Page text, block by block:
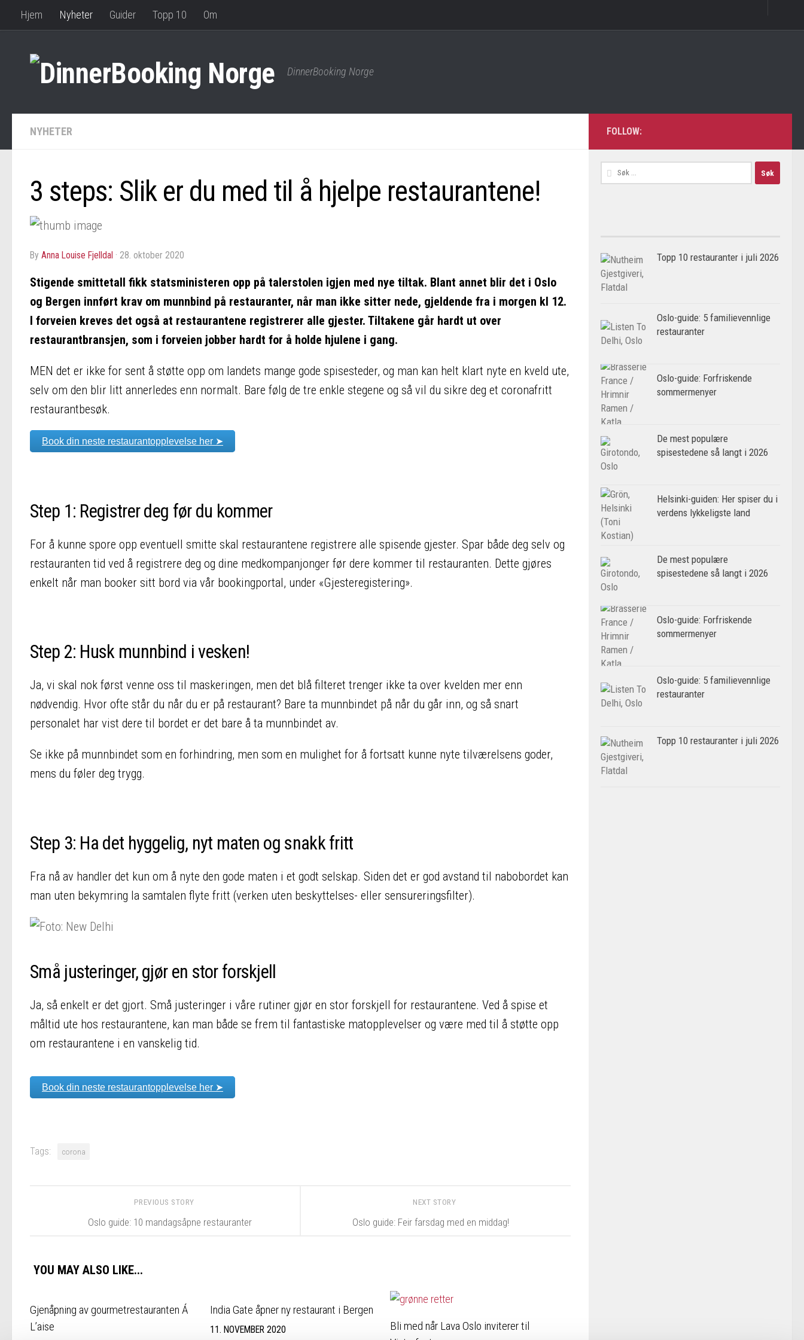
Hjem Nyheter Guider Topp 10 Om
DinnerBooking Norge
NYHETER
3 steps: Slik er du med til å hjelpe restaurantene!
by Anna Louise Fjelldal · 28. oktober 2020
Stigende smittetall fikk statsministeren opp på talerstolen igjen med nye tiltak. Blant annet blir det i Oslo
og Bergen innført krav om munnbind på restauranter, når man ikke sitter nede, gjeldende fra i morgen kl 12.
I forveien kreves det også at restaurantene registrerer alle gjester. Tiltakene går hardt ut over
restaurantbransjen, som i forveien jobber hardt for å holde hjulene i gang.
MEN det er ikke for sent å støtte opp om landets mange gode spisesteder, og man kan helt klart nyte en kveld ute,
selv om den blir litt annerledes enn normalt. Bare følg de tre enkle stegene og så vil du sikre deg et coronafritt
restaurantbesøk.
Book din neste restaurantopplevelse her ➤
Step 1: Registrer deg før du kommer
For å kunne spore opp eventuell smitte skal restaurantene registrere alle spisende gjester. Spar både deg selv og
restauranten tid ved å registrere deg og dine medkompanjonger før dere kommer til restauranten. Dette gjøres
enkelt når man booker sitt bord via vår bookingportal, under «Gjesteregistering».
Step 2: Husk munnbind i vesken!
Ja, vi skal nok først venne oss til maskeringen, men det blå filteret trenger ikke ta over kvelden mer enn
nødvendig. Hvor ofte står du når du er på restaurant? Bare ta munnbindet på når du går inn, og så snart
personalet har vist dere til bordet er det bare å ta munnbindet av.
Se ikke på munnbindet som en forhindring, men som en mulighet for å fortsatt kunne nyte tilværelsens goder,
mens du føler deg trygg.
Step 3: Ha det hyggelig, nyt maten og snakk fritt
Fra nå av handler det kun om å nyte den gode maten i et godt selskap. Siden det er god avstand til nabobordet kan
man uten bekymring la samtalen flyte fritt (verken uten beskyttelses- eller sensureringsfilter).
Små justeringer, gjør en stor forskjell
Ja, så enkelt er det gjort. Små justeringer i våre rutiner gjør en stor forskjell for restaurantene. Ved å spise et
måltid ute hos restaurantene, kan man både se frem til fantastiske matopplevelser og være med til å støtte opp
om restaurantene i en vanskelig tid.
Book din neste restaurantopplevelse her ➤
Tags: corona
NEXT STORY
Oslo guide: Feir farsdag med en middag!
PREVIOUS STORY
Oslo guide: 10 mandagsåpne restauranter
YOU MAY ALSO LIKE...
Gjenåpning av gourmetrestauranten Á
L’aise
India Gate åpner ny restaurant i Bergen
11. NOVEMBER 2020
Bli med når Lava Oslo inviterer til
FOLLOW:
Søk
etter:
Topp 10 restauranter i juli 2026
Oslo-guide: 5 familievennlige
restauranter
Oslo-guide: Forfriskende
sommermenyer
De mest populære
spisestedene så langt i 2026
Helsinki-guiden: Her spiser du i
verdens lykkeligste land
De mest populære
spisestedene så langt i 2026
Oslo-guide: Forfriskende
sommermenyer
Oslo-guide: 5 familievennlige
restauranter
Topp 10 restauranter i juli 2026